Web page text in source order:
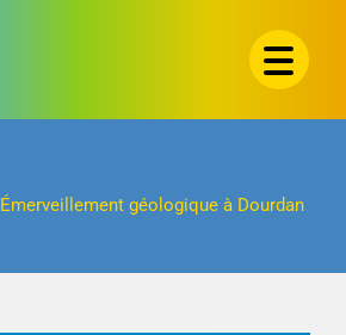
Émerveillement géologique à Dourdan